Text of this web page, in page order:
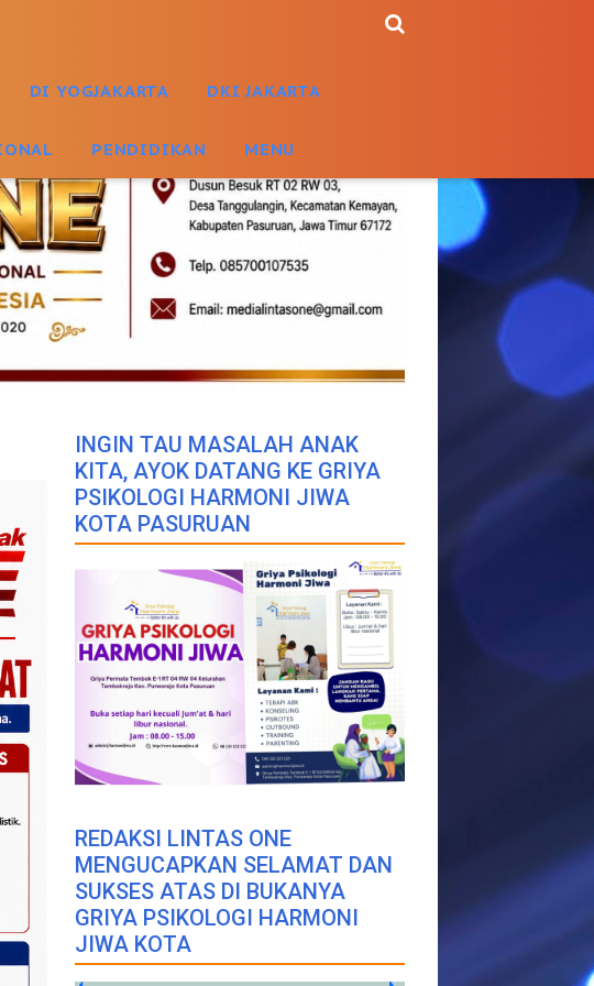
DI YOGJAKARTA DKI JAKARTA
PENDIDIKAN MENU
INGIN TAU MASALAH ANAK
KITA, AYOK DATANG KE GRIYA
PSIKOLOGI HARMONI JIWA
KOTA PASURUAN
REDAKSI LINTAS ONE
MENGUCAPKAN SELAMAT DAN
SUKSES ATAS DI BUKANYA
GRIYA PSIKOLOGI HARMONI
JIWA KOTA